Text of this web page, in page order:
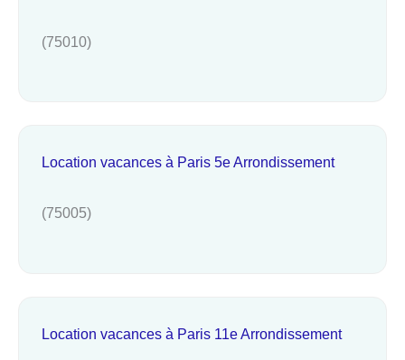
(75010)
Location vacances à Paris 5e Arrondissement
(75005)
Location vacances à Paris 11e Arrondissement